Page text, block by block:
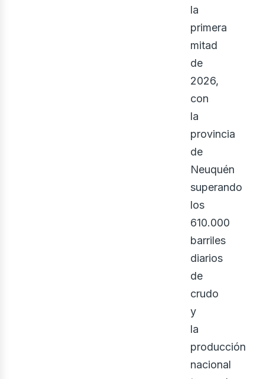
la
primera
mitad
de
2026,
con
la
provincia
de
Neuquén
superando
los
610.000
barriles
diarios
de
crudo
y
la
producción
nacional